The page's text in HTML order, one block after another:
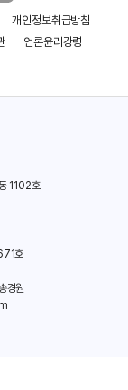
개인정보취급방침
언론윤리강령
1102호
호
경원